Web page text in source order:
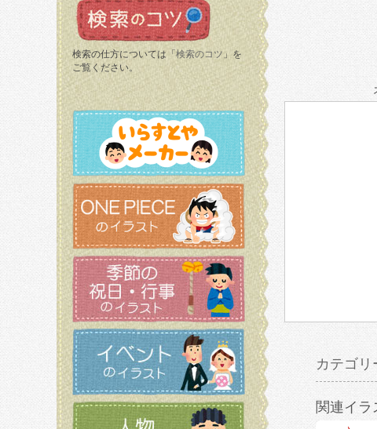
検索の仕方については「 検索のコツ 」を
ご覧ください。
カテゴリ
関連イラ